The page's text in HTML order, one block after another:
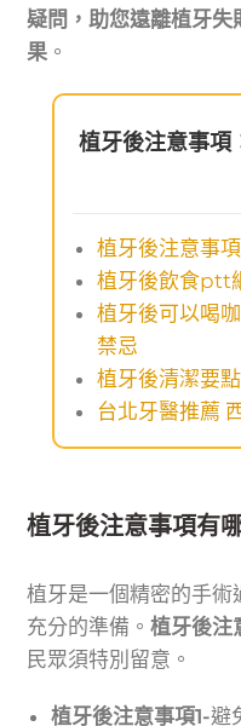
疑問，助您遠離植牙
果 。
植牙後注意事項
植牙後注意事
植牙後飲食ptt
植牙後可以喝
禁忌
植牙後清潔要
台北牙醫推薦
植牙後注意事項有
植牙是一個精密的手術
充分的準備。植牙後注
民眾須特別留意。
植牙後注意事項1-避